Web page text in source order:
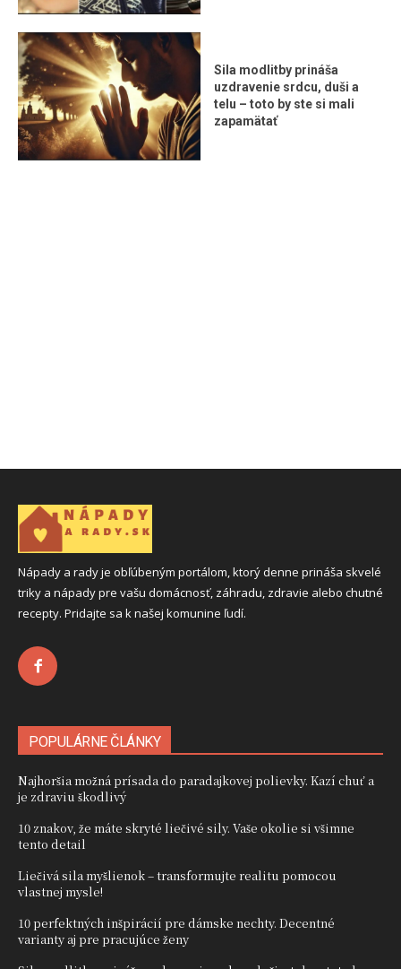
Sila modlitby prináša
uzdravenie srdcu, duši a
telu – toto by ste si mali
zapamätať
Nápady a rady je obľúbeným portálom, ktorý denne prináša skvelé
triky a nápady pre vašu domácnosť, záhradu, zdravie alebo chutné
recepty. Pridajte sa k našej komunine ľudí.
POPULÁRNE ČLÁNKY
Najhoršia možná prísada do paradajkovej polievky. Kazí chuť a
je zdraviu škodlivý
10 znakov, že máte skryté liečivé sily. Vaše okolie si všimne
tento detail
Liečivá sila myšlienok – transformujte realitu pomocou
vlastnej mysle!
10 perfektných inšpirácií pre dámske nechty. Decentné
varianty aj pre pracujúce ženy